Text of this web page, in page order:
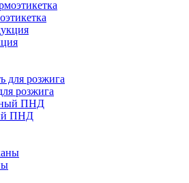
розжига
ПНД